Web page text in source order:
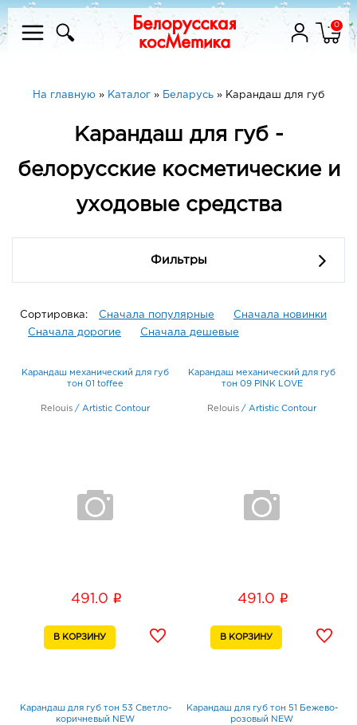
0
На главную » Каталог » Беларусь » Карандаш для губ
Карандаш для губ -
белорусские косметические и
уходовые средства
Фильтры
Сортировка: Сначала популярные
Сначала новинки
Сначала дорогие
Сначала дешевые
Карандаш механический для губ
тон 01 toffee
Relouis / Artistic Contour
491.0 i
Карандаш механический для губ
тон 09 PINK LOVE
Relouis / Artistic Contour
491.0 i
Карандаш для губ тон 53 Светло-
коричневый NEW
Карандаш для губ тон 51 Бежево-
розовый NEW